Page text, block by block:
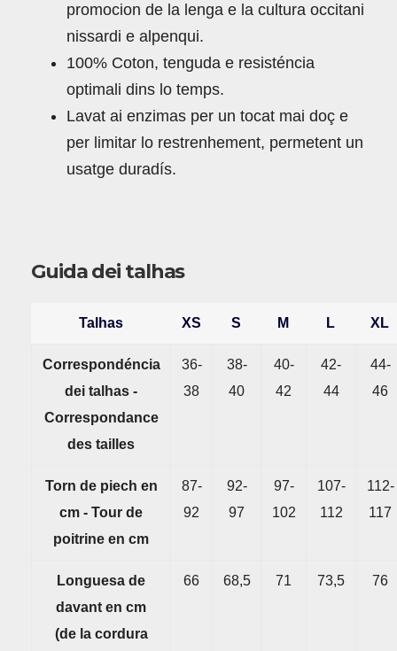
promocion de la lenga e la cultura occitani
nissardi e alpenqui.
100% Coton, tenguda e resisténcia
optimali dins lo temps.
Lavat ai enzimas per un tocat mai doç e
per limitar lo restrenhement, permetent un
usatge duradís.
Guida dei talhas
Talhas XS S M L XL
Correspondéncia
dei talhas -
Correspondance
des tailles
36-
38
38-
40
40-
42
42-
44
44-
46
Torn de piech en
cm - Tour de
poitrine en cm
87-
92
92-
97
97-
102
107-
112
112-
117
Longuesa de
davant en cm
(de la cordura
66 68,5 71 73,5 76